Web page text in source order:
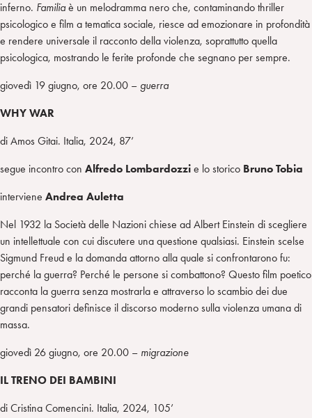
inferno. Familiaè un melodramma nero che, contaminando thriller
psicologico e film a tematica sociale, riesce ad emozionare in profondità
e rendere universale il racconto della violenza, soprattutto quella
psicologica, mostrando le ferite profonde che segnano per sempre.
giovedì 19 giugno, ore 20.00 – guerra
WHY WAR
di Amos Gitai. Italia, 2024, 87’
segue incontro con Alfredo Lombardozzi e lo storico Bruno Tobia
interviene Andrea Auletta
Nel 1932 la Società delle Nazioni chiese ad Albert Einstein di scegliere
un intellettuale con cui discutere una questione qualsiasi. Einstein scelse
Sigmund Freud e la domanda attorno alla quale si confrontarono fu:
perché la guerra? Perché le persone si combattono? Questo film poetico
racconta la guerra senza mostrarla e attraverso lo scambio dei due
grandi pensatori definisce il discorso moderno sulla violenza umana di
massa.
giovedì 26 giugno, ore 20.00 – migrazione
IL TRENO DEI BAMBINI
di Cristina Comencini. Italia, 2024, 105’